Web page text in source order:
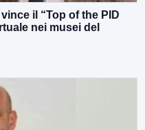
il “Top of the PID
nei musei del